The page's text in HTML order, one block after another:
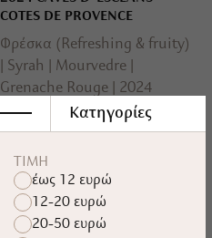
Κατηγορίες
ΤΙΜΗ
έως 12 ευρώ
12-20 ευρώ
20-50 ευρώ
COTES DE PROVENCE
Φρέσκα (Refreshing & fruity)
Syrah
Mourvedre
Grenache Rouge
2024
29,98€31,40€